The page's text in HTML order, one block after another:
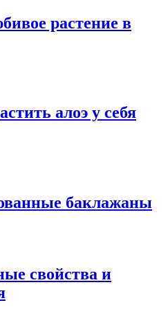
растение в
алоэ у себя
баклажаны
свойства и